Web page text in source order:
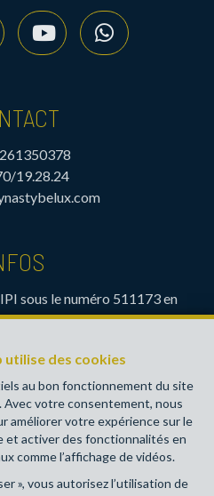
des cookies
au bon fonctionnement du site
votre consentement, nous
améliorer votre expérience sur le
et activer des fonctionnalités en
comme l’affichage de vidéos.
», vous autorisez l’utilisation de
19.28.24
sous le numéro 511173 en
Institut professionnel des
- Soumis au
de l’ IPI
via AXA Belgium SA,
– police n° 730390160.
activités réalisées en Belgique